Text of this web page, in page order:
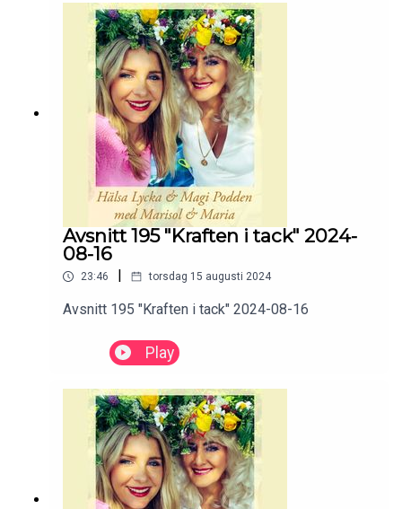
Avsnitt 195 "Kraften i tack" 2024-
08-16
23:46 torsdag 15 augusti 2024
Avsnitt 195 "Kraften i tack" 2024-08-16
Play